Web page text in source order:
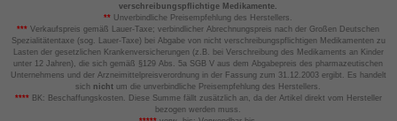
verschreibungspflichtige Medikamente.
** Unverbindliche Preisempfehlung des Herstellers.
*** Verkaufspreis gemäß Lauer-Taxe; verbindlicher Abrechnungspreis nach der Großen Deutschen
Spezialitätentaxe (sog. Lauer-Taxe) bei Abgabe von nicht verschreibungspflichtigen Medikamenten zu
Lasten der gesetzlichen Krankenversicherungen (z.B. bei Verschreibung des Medikaments an Kinder
unter 12 Jahren), die sich gemäß §129 Abs. 5a SGB V aus dem Abgabepreis des pharmazeutischen
Unternehmens und der Arzneimittelpreisverordnung in der Fassung zum 31.12.2003 ergibt. Es handelt
sich nicht um die unverbindliche Preisempfehlung des Herstellers.
****BK: Beschaffungskosten. Diese Summe fällt zusätzlich an, da der Artikel direkt vom Hersteller
bezogen werden muss.